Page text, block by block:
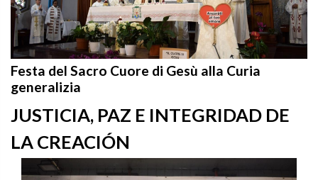
Festa del Sacro Cuore di Gesù alla Curia
generalizia
JUSTICIA, PAZ E INTEGRIDAD DE
LA CREACIÓN